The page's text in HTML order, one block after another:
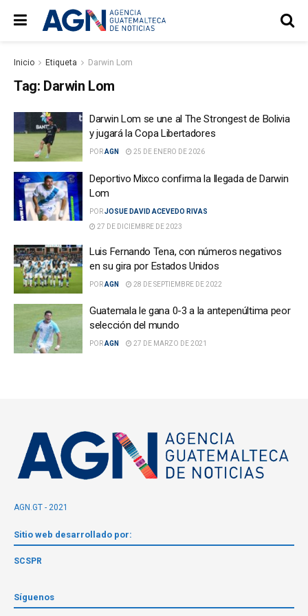
Inicio Etiqueta Darwin Lom
Tag: Darwin Lom
Darwin Lom se une al The Strongest de Bolivia
y jugará la Copa Libertadores
PORAGN 25 DE ENERO DE 2026
Deportivo Mixco confirma la llegada de Darwin
Lom
PORJOSUE DAVID ACEVEDO RIVAS
27 DE DICIEMBRE DE 2023
Luis Fernando Tena, con números negativos
en su gira por Estados Unidos
PORAGN 28 DE SEPTIEMBRE DE 2022
Guatemala le gana 0-3 a la antepenúltima peor
selección del mundo
PORAGN 27 DE MARZO DE 2021
AGN.GT - 2021
Sitio web desarrollado por:
SCSPR
Síguenos